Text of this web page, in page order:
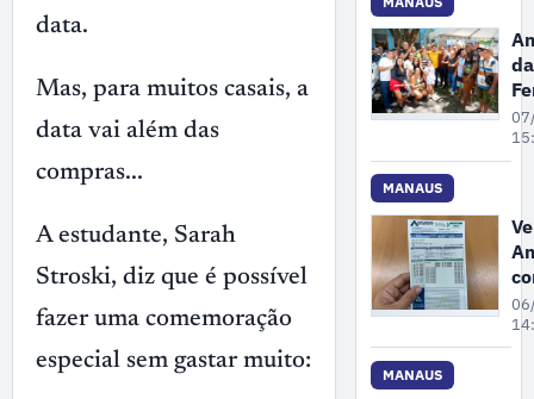
data.
Mas, para muitos casais, a
data vai além das
compras...
A estudante, Sarah
Stroski, diz que é possível
fazer uma comemoração
especial sem gastar muito:
da
MANAUS
MANAUS